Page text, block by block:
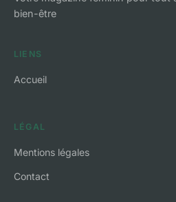
bien-être
LIENS
Accueil
LÉGAL
Mentions légales
Contact